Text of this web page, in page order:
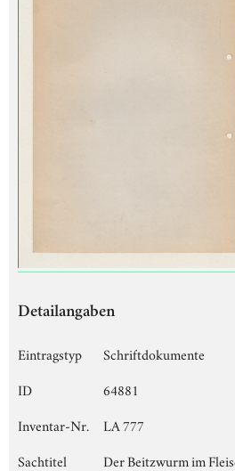
Detailangaben
Eintragstyp
Schriftdokumente
ID
64881
Inventar-Nr.
LA 777
Sachtitel
Der Beitzwurm im